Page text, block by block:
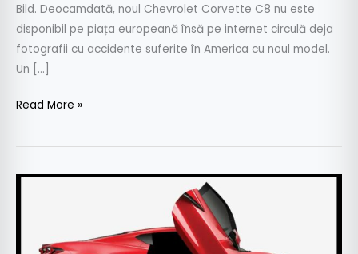
Bild. Deocamdată, noul Chevrolet Corvette C8 nu este
disponibil pe piața europeană însă pe internet circulă deja
fotografii cu accidente suferite în America cu noul model.
Un […]
Read More »
pentru